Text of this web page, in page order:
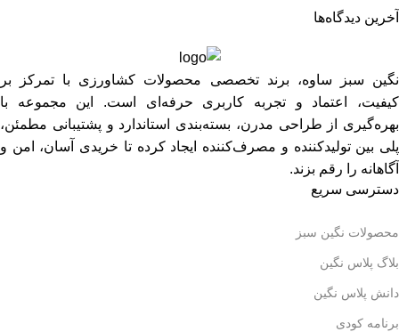
ریشه رشد، برگِ اعتماد
آخرین دیدگاه‌ها
نگین سبز ساوه، برند تخصصی محصولات کشاورزی با تمرکز بر
کیفیت، اعتماد و تجربه کاربری حرفه‌ای است. این مجموعه با
بهره‌گیری از طراحی مدرن، بسته‌بندی استاندارد و پشتیبانی مطمئن،
پلی بین تولیدکننده و مصرف‌کننده ایجاد کرده تا خریدی آسان، امن و
آگاهانه را رقم بزند.
دسترسی سریع
محصولات نگین سبز
بلاگ پلاس نگین
دانش پلاس نگین
برنامه کودی